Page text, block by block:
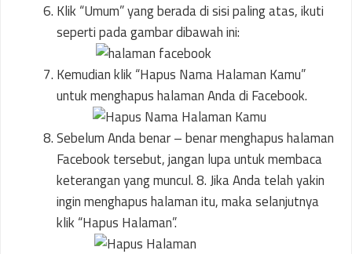
Klik “Umum” yang berada di sisi paling atas, ikuti
seperti pada gambar dibawah ini:
Kemudian klik “Hapus Nama Halaman Kamu”
untuk menghapus halaman Anda di Facebook.
Sebelum Anda benar – benar menghapus halaman
Facebook tersebut, jangan lupa untuk membaca
keterangan yang muncul. 8. Jika Anda telah yakin
ingin menghapus halaman itu, maka selanjutnya
klik “Hapus Halaman”.